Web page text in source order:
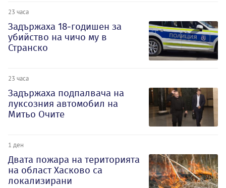
23 часа
Задържаха 18-годишен за
убийство на чичо му в
Странско
23 часа
Задържаха подпалвача на
луксозния автомобил на
Митьо Очите
1 ден
Двата пожара на територията
на област Хасково са
локализирани